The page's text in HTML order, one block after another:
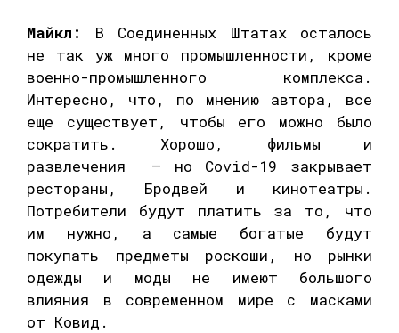
Майкл:
В Соединенных Штатах осталось
не так уж много промышленности, кроме
военно-промышленного комплекса.
Интересно, что, по мнению автора, все
еще существует, чтобы его можно было
сократить. Хорошо, фильмы и
развлечения — но Covid-19 закрывает
рестораны, Бродвей и кинотеатры.
Потребители будут платить за то, что
им нужно, а самые богатые будут
покупать предметы роскоши, но рынки
одежды и моды не имеют большого
влияния в современном мире с масками
от Ковид.